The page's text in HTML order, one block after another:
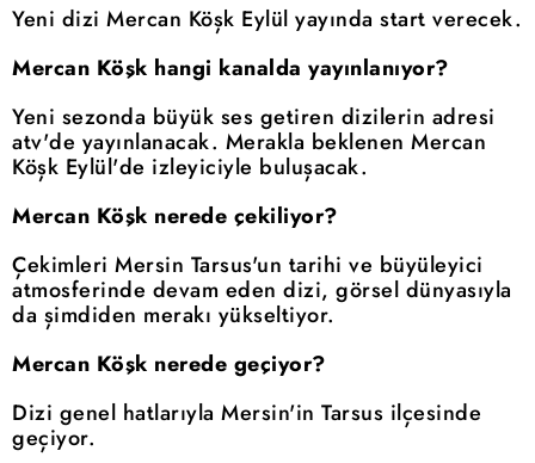
Yeni dizi Mercan Köşk Eylül yayında start verecek.
Mercan Köşk hangi kanalda yayınlanıyor?
Yeni sezonda büyük ses getiren dizilerin adresi
atv'de yayınlanacak. Merakla beklenen Mercan
Köşk Eylül'de izleyiciyle buluşacak.
Mercan Köşk nerede çekiliyor?
Çekimleri Mersin Tarsus'un tarihi ve büyüleyici
atmosferinde devam eden dizi, görsel dünyasıyla
da şimdiden merakı yükseltiyor.
Mercan Köşk nerede geçiyor?
Dizi genel hatlarıyla Mersin'in Tarsus ilçesinde
geçiyor.